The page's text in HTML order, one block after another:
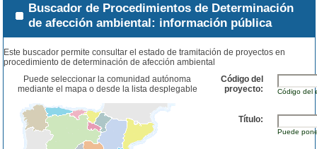
Buscador de Procedimientos de Determinación
de afección ambiental: información pública
Este buscador permite consultar el estado de tramitación de proyectos en
procedimiento de determinación de afección ambiental
Puede seleccionar la comunidad autónoma
mediante el mapa o desde la lista desplegable
Código del
proyecto:
Código del
Título:
Puede